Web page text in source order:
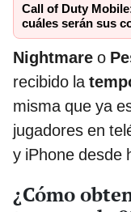
Call of Duty
cuáles serán sus
Nightmare o
recibido la
misma que ya
jugadores en
y iPhone desde
¿Cómo